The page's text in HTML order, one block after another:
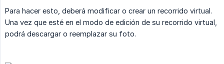
Para hacer esto, deberá modificar o crear un recorrido virtual.
Una vez que esté en el modo de edición de su recorrido virtual,
podrá descargar o reemplazar su foto.